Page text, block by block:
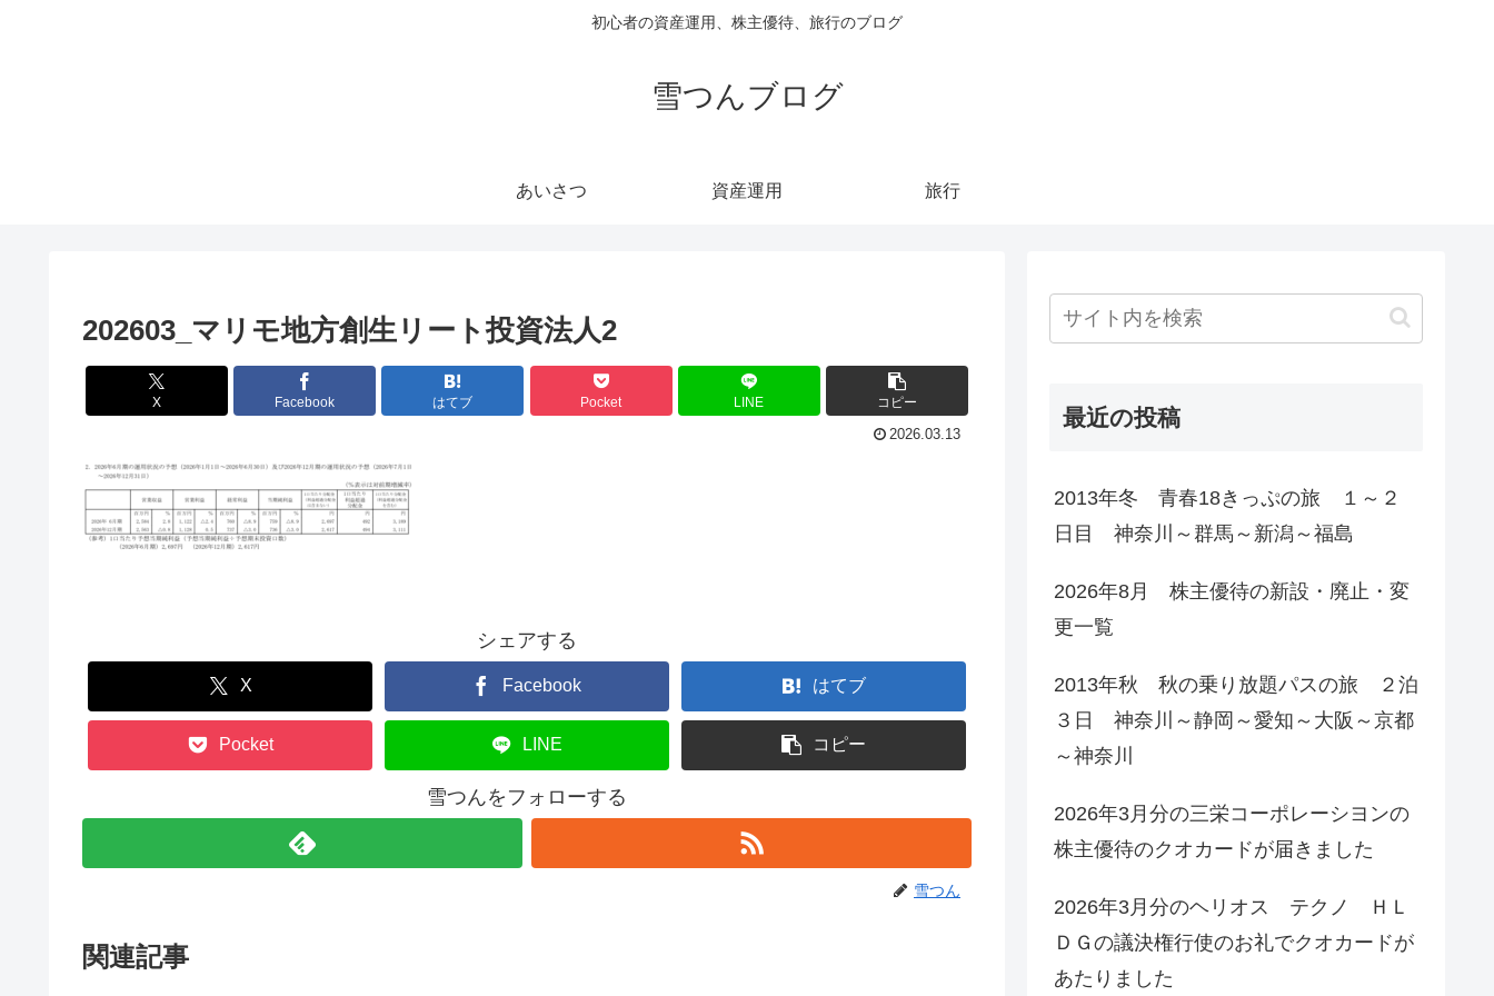
初心者の資産運用、株主優待、旅行のブログ
雪つんブログ
あいさつ 資産運用 旅行
202603_マリモ地方創生リート投資法人2
X Facebook はてブ Pocket LINE コピー
2026.03.13
シェアする
X Facebook はてブ
Pocket LINE コピー
雪つんをフォローする
雪つん
関連記事
最近の投稿
2013年冬 青春18きっぷの旅 １～２
日目 神奈川～群馬～新潟～福島
2026年8月 株主優待の新設・廃止・変
更一覧
2013年秋 秋の乗り放題パスの旅 ２泊
３日 神奈川～静岡～愛知～大阪～京都
～神奈川
2026年3月分の三栄コーポレーシヨンの
株主優待のクオカードが届きました
2026年3月分のヘリオス テクノ ＨＬ
ＤＧの議決権行使のお礼でクオカードが
あたりました